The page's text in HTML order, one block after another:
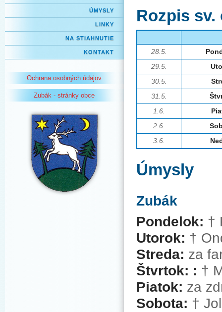
ÚMYSLY
LINKY
NA STIAHNUTIE
KONTAKT
Ochrana osobných údajov
Zubák - stránky obce
Rozpis sv.
28.5.
29.5.
30.5.
31.5.
1.6.
2.6.
3.6.
Úmysly
Zubák
Pondelok: †
Utorok: †
Streda: za
Štvrtok: : †
Piatok: za
Sobota: †